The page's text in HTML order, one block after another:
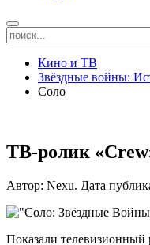
Кино и ТВ
Звёздные войны:
Соло
ТВ-ролик
Автор: Nexu. Дата
Показали